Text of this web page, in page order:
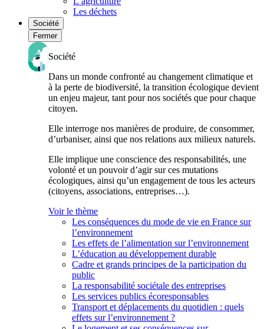
Les déchets
Société
Fermer
Société
Dans un monde confronté au changement climatique et
à la perte de biodiversité, la transition écologique devient
un enjeu majeur, tant pour nos sociétés que pour chaque
citoyen.
Elle interroge nos manières de produire, de consommer,
d’urbaniser, ainsi que nos relations aux milieux naturels.
Elle implique une conscience des responsabilités, une
volonté et un pouvoir d’agir sur ces mutations
écologiques, ainsi qu’un engagement de tous les acteurs
(citoyens, associations, entreprises…).
Voir le thème
Les conséquences du mode de vie en France sur
l’environnement
Les effets de l’alimentation sur l’environnement
L’éducation au développement durable
Cadre et grands principes de la participation du
public
La responsabilité sociétale des entreprises
Les services publics écoresponsables
Transport et déplacements du quotidien : quels
effets sur l’environnement ?